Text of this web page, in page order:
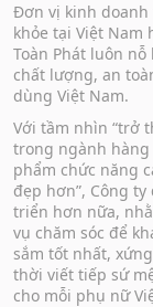
Đơn vị kinh doanh
khỏe tại Việt Nam
Toàn Phát luôn
chất lượng, an
dùng Việt Nam.
Với tầm nhìn “trở
trong ngành
phẩm chức năng
đẹp hơn”, Công
triển hơn nữa,
vụ chăm sóc để
sắm tốt nhất,
thời viết tiếp sứ
cho mỗi phụ nữ